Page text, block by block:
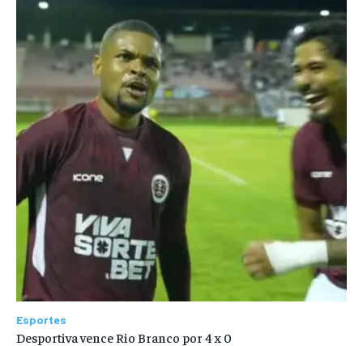
Esportes
Desportiva vence Rio Branco por 4 x 0